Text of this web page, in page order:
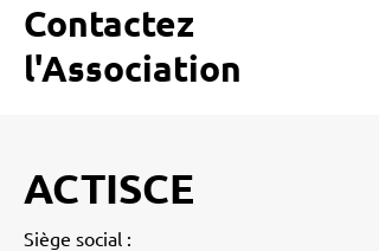
Contactez
l'Association
ACTISCE
Siège social :